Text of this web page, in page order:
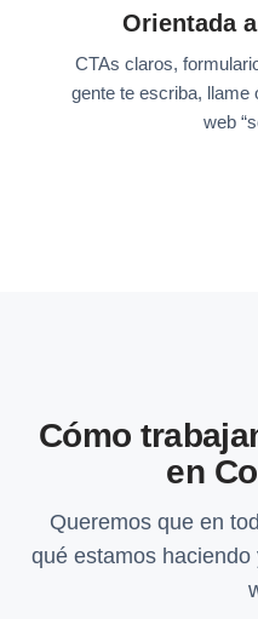
Orientada
CTAs claros,
gente te escriba, llame
web
Cómo
en
Queremos que en
qué estamos